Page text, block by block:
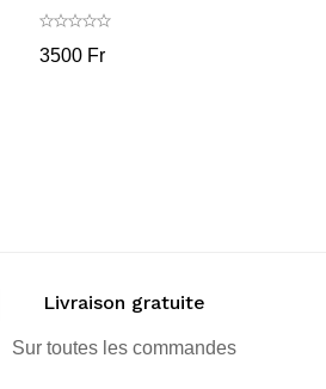
3500 Fr
Livraison gratuite
Sur toutes les commandes